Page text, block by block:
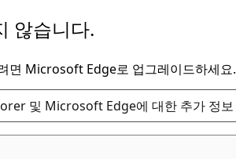
않습니다.
면 Microsoft Edge로 업그레이드하세요.
및 Microsoft Edge에 대한 추가 정보